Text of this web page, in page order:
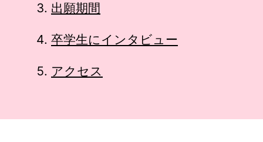
出願期間
卒学生にインタビュー
アクセス